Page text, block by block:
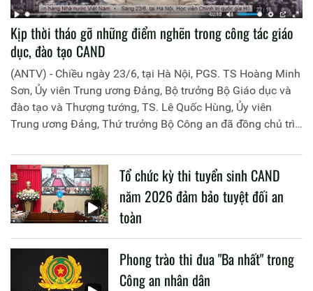
Kịp thời tháo gỡ những điểm nghẽn trong công tác giáo
dục, đào tạo CAND
(ANTV) - Chiều ngày 23/6, tại Hà Nội, PGS. TS Hoàng Minh
Sơn, Ủy viên Trung ương Đảng, Bộ trưởng Bộ Giáo dục và
đào tạo và Thượng tướng, TS. Lê Quốc Hùng, Ủy viên
Trung ương Đảng, Thứ trưởng Bộ Công an đã đồng chủ trì
liên quan đến công tác giáo dục và đào tạo của lực lượng
CAND.
Tổ chức kỳ thi tuyển sinh CAND
năm 2026 đảm bảo tuyệt đối an
toàn
Phong trào thi đua "Ba nhất" trong
Công an nhân dân